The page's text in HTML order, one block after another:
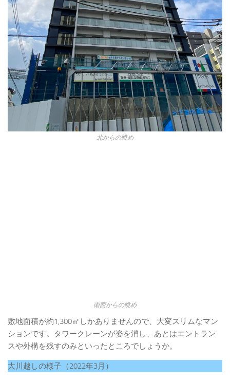
北からの眺め
南西からの眺め
敷地面積が約1,300㎡しかありませんので、大変スリムなマン
ションです。タワークレーンが姿を消し、あとはエントラン
スや外構を残すのみといったところでしょうか。
大川越しの様子（2022年3月）